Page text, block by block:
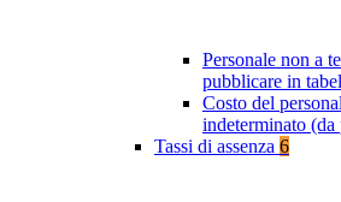
Personale non a
pubblicare in
Costo del
indeterminato
Tassi di assenza 6